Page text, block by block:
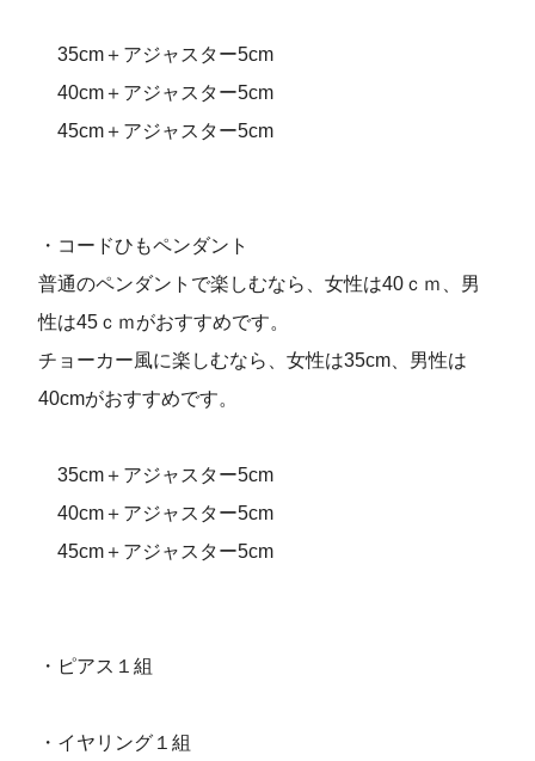
35cm＋アジャスター5cm
40cm＋アジャスター5cm
45cm＋アジャスター5cm
・コードひもペンダント
普通のペンダントで楽しむなら、女性は40ｃｍ、男
性は45ｃｍがおすすめです。
チョーカー風に楽しむなら、女性は35cm、男性は
40cmがおすすめです。
35cm＋アジャスター5cm
40cm＋アジャスター5cm
45cm＋アジャスター5cm
・ピアス１組
・イヤリング１組